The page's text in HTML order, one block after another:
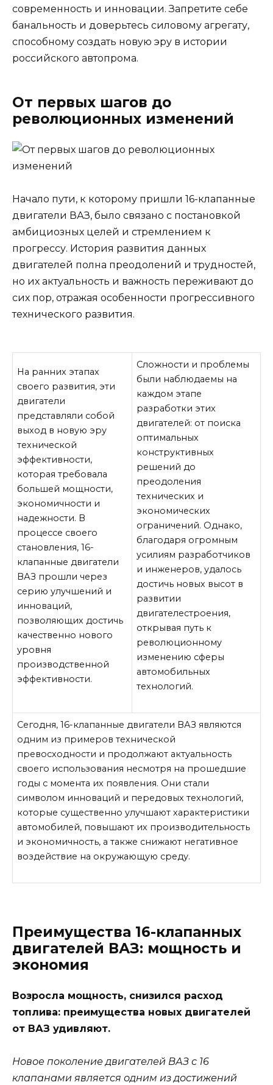
современность и инновации. Запретите себе
банальность и доверьтесь силовому агрегату,
способному создать новую эру в истории
российского автопрома.
От первых шагов до
революционных изменений
Начало пути, к которому пришли 16-клапанные
двигатели ВАЗ, было связано с постановкой
амбициозных целей и стремлением к
прогрессу. История развития данных
двигателей полна преодолений и трудностей,
но их актуальность и важность переживают до
сих пор, отражая особенности прогрессивного
технического развития.
На ранних этапах
своего развития, эти
двигатели
представляли собой
выход в новую эру
технической
эффективности,
которая требовала
большей мощности,
экономичности и
надежности. В
процессе своего
становления, 16-
клапанные двигатели
ВАЗ прошли через
серию улучшений и
инноваций,
позволяющих достичь
качественно нового
уровня
производственной
эффективности.
Сложности и проблемы
были наблюдаемы на
каждом этапе
разработки этих
двигателей: от поиска
оптимальных
конструктивных
решений до
преодоления
технических и
экономических
ограничений. Однако,
благодаря огромным
усилиям разработчиков
и инженеров, удалось
достичь новых высот в
развитии
двигателестроения,
открывая путь к
революционному
изменению сферы
автомобильных
технологий.
Сегодня, 16-клапанные двигатели ВАЗ являются
одним из примеров технической
превосходности и продолжают актуальность
своего использования несмотря на прошедшие
годы с момента их появления. Они стали
символом инноваций и передовых технологий,
которые существенно улучшают характеристики
автомобилей, повышают их производительность
и экономичность, а также снижают негативное
воздействие на окружающую среду.
Преимущества 16-клапанных
двигателей ВАЗ: мощность и
экономия
Возросла мощность, снизился расход
топлива: преимущества новых двигателей
от ВАЗ удивляют.
Новое поколение двигателей ВАЗ с 16
клапанами является одним из достижений